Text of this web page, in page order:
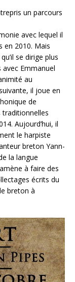
un parcours
avec lequel il
en 2010. Mais
se dirige plus
Emmanuel
au
il joue en
de
traditionnelles
Aujourd’hui, il
le harpiste
breton Yann-
la langue
à faire des
écrits du
breton à